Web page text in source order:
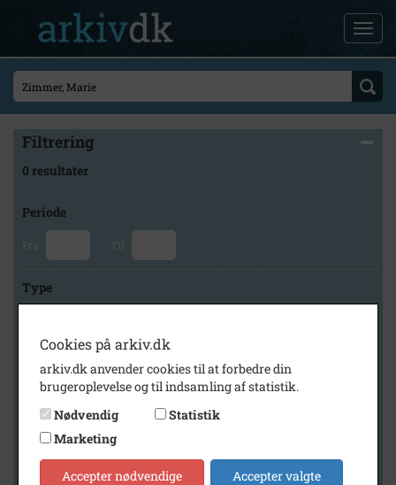
Filtrering
0 resultater
Periode
Fra Til
Type
Arkiv
Faxe Kommunes Arkiver
Cookies på arkiv.dk
arkiv.dk anvender cookies til at forbedre din
brugeroplevelse og til indsamling af statistik.
Nødvendig
Statistik
Marketing
Accepter nødvendige Accepter valgte